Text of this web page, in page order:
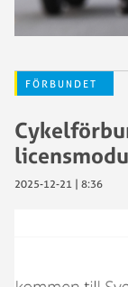
FÖRBUNDET
2025-12-21 | 8:36